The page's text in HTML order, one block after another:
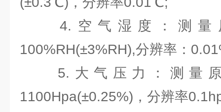
4.空气湿度：测量
100%RH(±3%RH),分辨率：
5.大气压力：测量原
1100Hpa(±0.25%)，分辨率